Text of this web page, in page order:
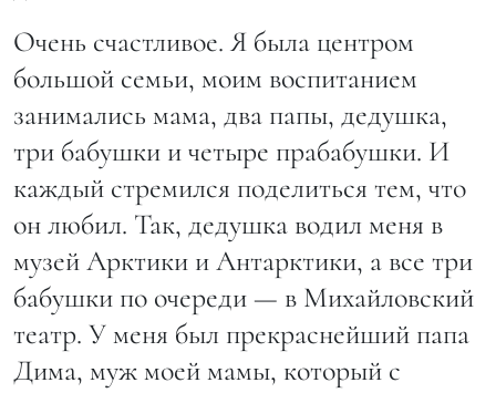
Очень счастливое. Я была центром
большой семьи, моим воспитанием
занимались мама, два папы, дедушка,
три бабушки и четыре прабабушки. И
каждый стремился поделиться тем, что
он любил. Так, дедушка водил меня в
музей Арктики и Антарктики, а все три
бабушки по очереди — в Михайловский
театр. У меня был прекраснейший папа
Дима, муж моей мамы, который с